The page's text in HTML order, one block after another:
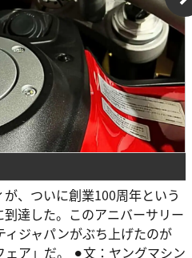
、ついに創業100周年という
達した。このアニバーサリー
ジャパンがぶち上げたのが
ェア」だ。 ⚫︎文：ヤングマシン